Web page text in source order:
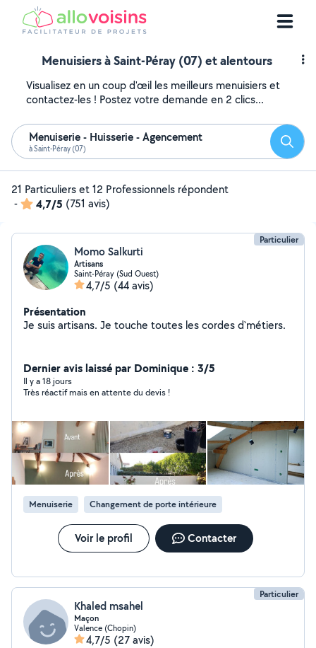
Menuisiers à Saint-Péray (07) et alentours
Visualisez en un coup d'œil les meilleurs menuisiers et
contactez-les ! Postez votre demande en 2 clics...
Menuiserie - Huisserie - Agencement
à Saint-Péray (07)
21 Particuliers et 12 Professionnels répondent
-
4,7/5 (751 avis)
Particulier
Momo Salkurti
Artisans
Saint-Péray (Sud Ouest)
4,7/5 (44 avis)
Présentation
Je suis artisans. Je touche toutes les cordes d`métiers.
Dernier avis laissé par Dominique : 3/5
Il y a 18 jours
Très réactif mais en attente du devis !
Menuiserie Changement de porte intérieure
Voir le profil Contacter
Particulier
Khaled msahel
Maçon
Valence (Chopin)
4,7/5 (27 avis)